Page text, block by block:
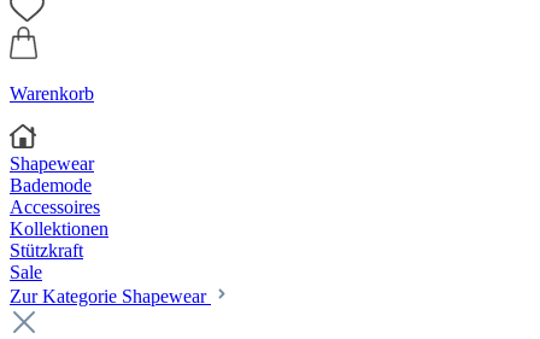
Warenkorb
Shapewear
Bademode
Accessoires
Kollektionen
Stützkraft
Sale
Zur Kategorie Shapewear